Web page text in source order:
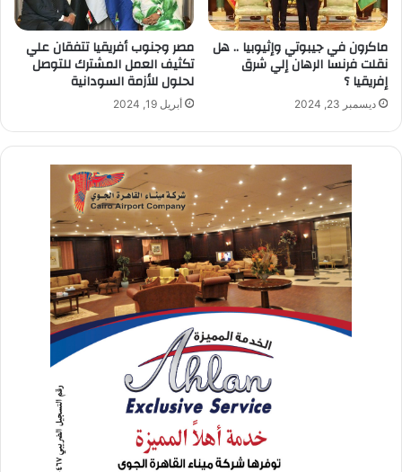
ماكرون في جيبوتي وإثيوبيا .. هل
نقلت فرنسا الرهان إلي شرق
إفريقيا ؟
ديسمبر 23, 2024
مصر وجنوب أفريقيا تتفقان علي
تكثيف العمل المشترك للتوصل
لحلول للأزمة السودانية
أبريل 19, 2024